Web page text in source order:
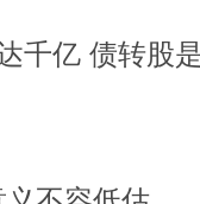
千亿 债转股